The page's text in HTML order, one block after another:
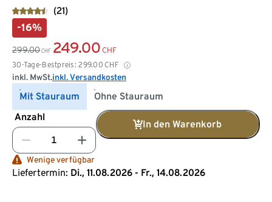
(21)
-16%
299.00 CHF 249.00 CHF
30-Tage-Bestpreis: 299.00 CHF
inkl. MwSt.inkl. Versandkosten
Mit Stauraum
Ohne Stauraum
Anzahl
In den Warenkorb
Wenige verfügbar
Liefertermin: Di., 11.08.2026 - Fr., 14.08.2026